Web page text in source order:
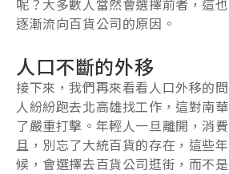
呢？大多數人當然會選擇前者，這
逐漸流向百貨公司的原因。
人口不斷的外移
接下來，我們再來看看人口外移的
人紛紛跑去北高雄找工作，這對南
了嚴重打擊。年輕人一旦離開，消
且，別忘了大統百貨的存在，這些
候，會選擇去百貨公司逛街，而不